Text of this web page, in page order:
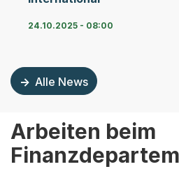
24.10.2025 - 08:00
Alle News
Arbeiten beim